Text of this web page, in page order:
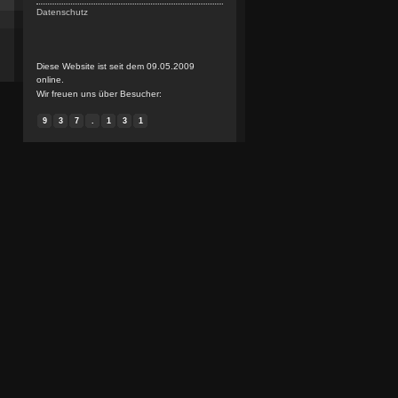
Datenschutz
Diese Website ist seit dem 09.05.2009
online.
Wir freuen uns über Besucher:
9 3 7 . 1 3 1